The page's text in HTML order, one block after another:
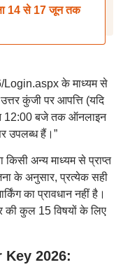
14 से 17 जून तक
के माध्यम से
कुंजी पर आपत्ति (यदि
12:00 बजे तक ऑनलाइन
उपलब्ध हैं।”
अन्य माध्यम से प्राप्त
के अनुसार, प्रत्येक सही
का प्रावधान नहीं है।
की कुल 15 विषयों के लिए
Key 2026: